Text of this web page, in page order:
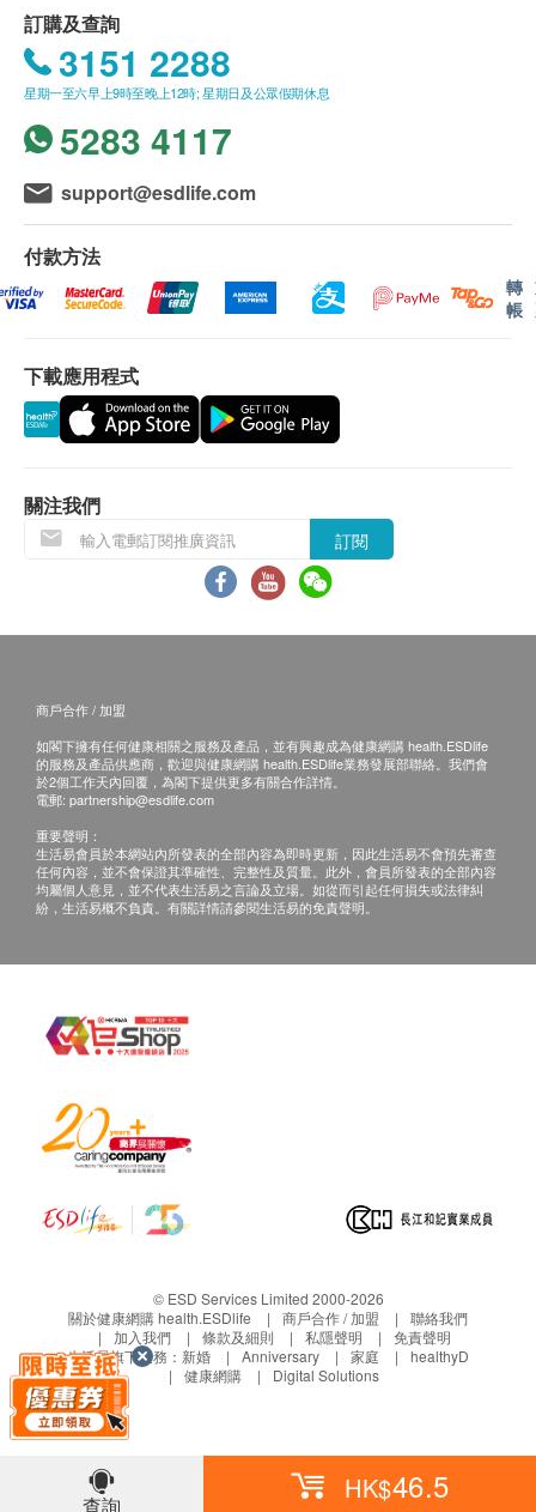
滿HK$350需附加HK$50運費。
我們將於確定訂單後3-4個工作天內安排發貨。
不排除運送時間會因節日而有所影響。當八號烈風
訊號懸掛或黑色暴雨警告生效時，送貨服務時間將
會延遲。
所有訂單須視乎相關貨品的供應情況再作最後確
認。倘若生活易未能提供任何訂單上的貨品，生活
易有權拒絕接受該訂單，並且會於送貨前透過電話
或電郵通知顧客再作安排。
貨品質量保證，於顧客收到產品當日起計，食用期
應最少有6個月或以上。
當顧客收取已訂購之貨品時，有責任檢查貨品是否
有損毀情況，一經確認簽收，恕不接受退換。
退換產品必須包裝完整，如退換之產品有任何殘缺
或過期退回，供應商有權不受理。
電郵: info@babybasic.com.hk
查詢熱線: 35636236
查詢
HK$46.5
訂購及查詢
3151 2288
星期一至六早上9時至晚上12時; 星期日及公眾假期休息
5283 4117
support@esdlife.com
付款方法
轉
帳
下載應用程式
關注我們
訂閱
商戶合作 / 加盟
如閣下擁有任何健康相關之服務及產品，並有興趣成為健康網購 health.ESDlife
的服務及產品供應商，歡迎與健康網購 health.ESDlife業務發展部聯絡。我們會
於2個工作天內回覆，為閣下提供更多有關合作詳情。
電郵: partnership@esdlife.com
重要聲明：
生活易會員於本網站內所發表的全部內容為即時更新，因此生活易不會預先審查
任何內容，並不會保證其準確性、完整性及質量。此外，會員所發表的全部內容
均屬個人意見，並不代表生活易之言論及立場。如從而引起任何損失或法律糾
紛，生活易概不負責。有關詳情請參閱生活易的免責聲明。
© ESD Services Limited 2000-2026
關於健康網購 health.ESDlife
商戶合作 / 加盟
聯絡我們
加入我們
條款及細則 私隱聲明
免責聲明
生活易旗下業務： 新婚 Anniversary 家庭
healthyD
健康網購
Digital Solutions